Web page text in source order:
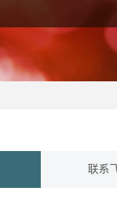
联系